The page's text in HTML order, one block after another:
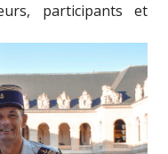
participants et